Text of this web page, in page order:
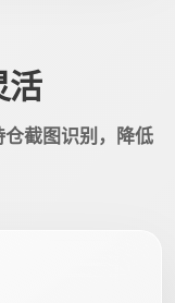
活
截图识别，降低